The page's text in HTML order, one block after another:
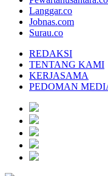
Langgar.co
Jobnas.com
Surau.co
REDAKSI
TENTANG KAMI
KERJASAMA
PEDOMAN